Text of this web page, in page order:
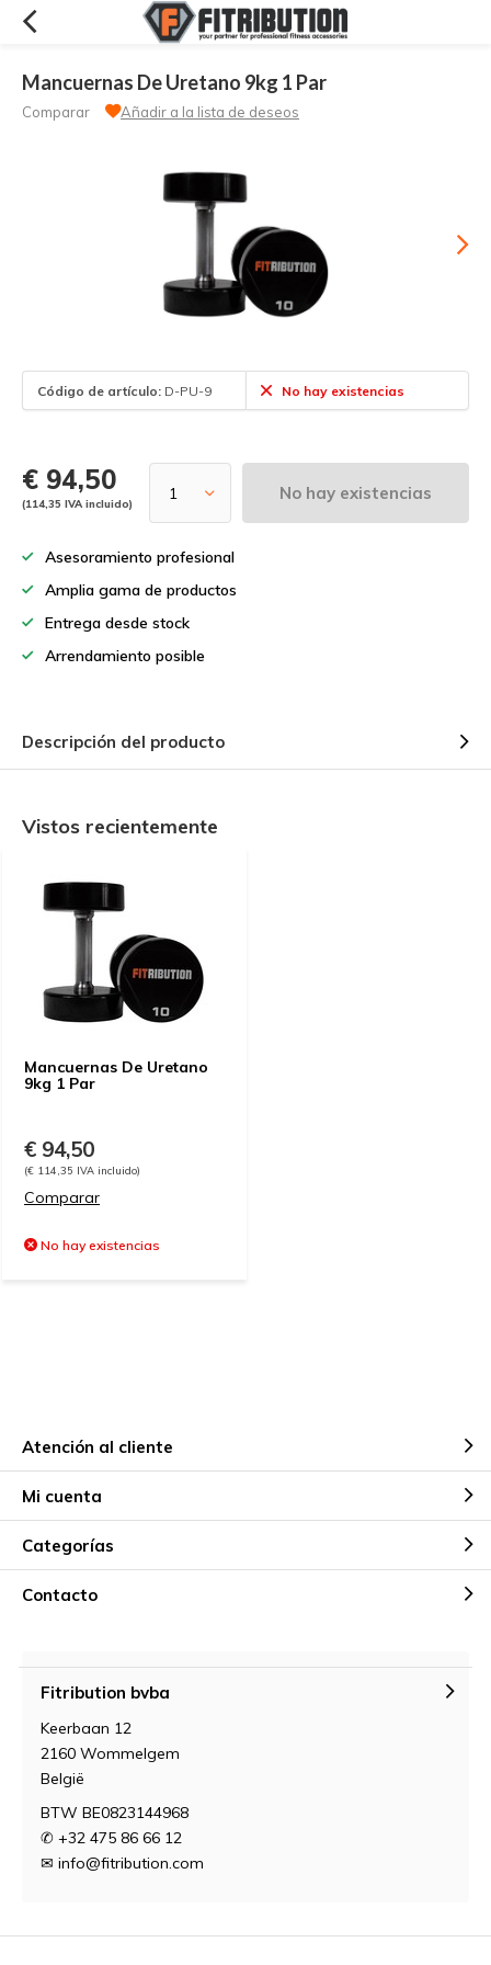
Mancuernas De Uretano 9kg 1 Par
Comparar Añadir a la lista de deseos
Código de artículo: D-PU-9 No hay existencias
€ 94,50
(114,35 IVA incluido)
No hay existencias
Asesoramiento profesional
Amplia gama de productos
Entrega desde stock
Arrendamiento posible
Descripción del producto
Vistos recientemente
Mancuernas De Uretano
9kg 1 Par
€ 94,50
(€ 114,35 IVA incluido)
Comparar
No hay existencias
Atención al cliente
Mi cuenta
Categorías
Contacto
Fitribution bvba
Keerbaan 12
2160 Wommelgem
België
BTW BE0823144968
✆ +32 475 86 66 12
✉ info@fitribution.com